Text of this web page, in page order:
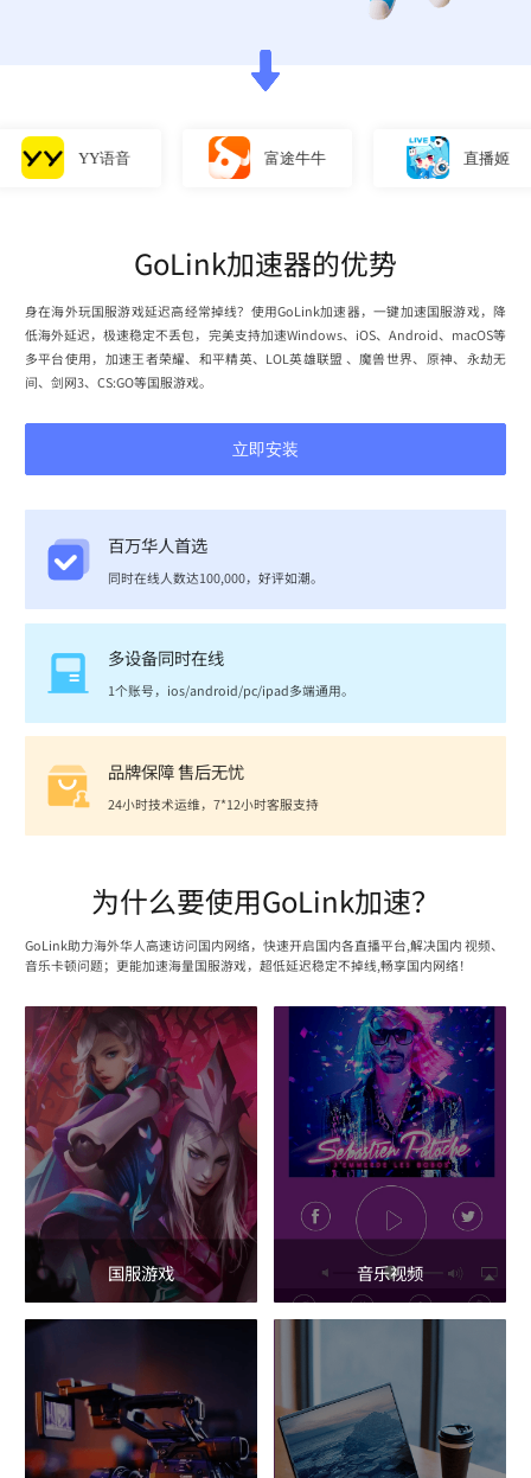
YY语音 富途牛牛 直播姬
GoLink加速器的优势
身在海外玩国服游戏延迟高经常掉线？使用GoLink加速器，一键加速国服游戏，降
低海外延迟，极速稳定不丢包，完美支持加速Windows、iOS、Android、macOS等
多平台使用，加速王者荣耀、和平精英、LOL英雄联盟 、魔兽世界、原神、永劫无
间、剑网3、CS:GO等国服游戏。
立即安装
百万华人首选
同时在线人数达100,000，好评如潮。
多设备同时在线
1个账号，ios/android/pc/ipad多端通用。
品牌保障 售后无忧
24小时技术运维，7*12小时客服支持
为什么要使用GoLink加速？
GoLink助力海外华人高速访问国内网络，快速开启国内各直播平台,解决国内 视频、
音乐卡顿问题；更能加速海量国服游戏，超低延迟稳定不掉线,畅享国内网络！
国服游戏 音乐视频